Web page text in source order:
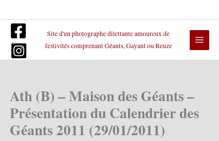
contenu
Site d'un photographe dilettante amoureux de
festivités comprenant Géants, Gayant ou Reuze
Ath (B) – Maison des Géants –
Présentation du Calendrier des
Géants 2011 (29/01/2011)